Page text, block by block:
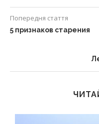
Попередня стаття
5 признаков старения